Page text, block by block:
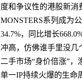
度和争议性的港股新消
MONSTERS系列成为
34.7%，同比增长
冲高，仿佛谁手里没几
二手市场“身价倍涨”，
单一IP持续火爆的生命